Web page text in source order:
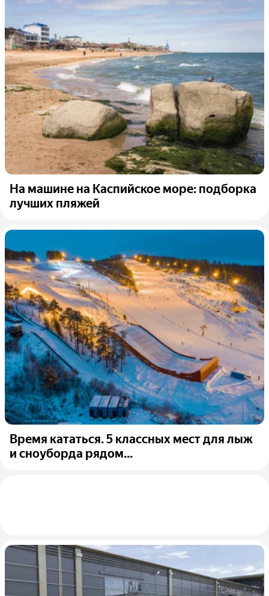
На машине на Каспийское море: подборка
лучших пляжей
Время кататься. 5 классных мест для лыж
и сноуборда рядом...